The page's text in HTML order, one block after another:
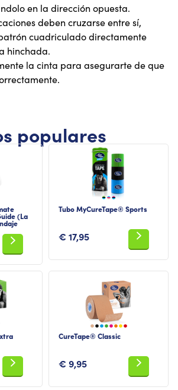
en la dirección opuesta.
deben cruzarse entre sí,
cuadriculado directamente
hinchada.
la cinta para asegurarte de que
populares
(La
Tubo MyCureTape® Sports
€ 17,95
CureTape® Classic
€ 9,95